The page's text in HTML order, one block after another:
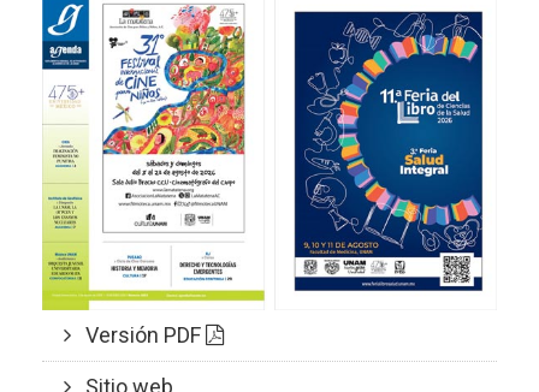
Versión PDF
Sitio web